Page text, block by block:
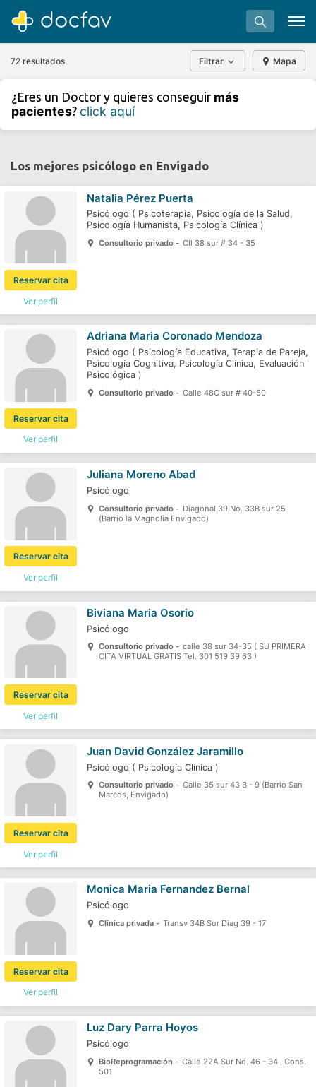
Buscar
¿Eres un doctor?
72 resultados Filtrar Mapa
¿Eres un Doctor y quieres conseguir más
pacientes? click aquí
Los mejores psicólogo en Envigado
Ver perfil
Reservar cita
Natalia Pérez Puerta
Psicólogo ( Psicoterapia, Psicología de la Salud,
Psicología Humanista, Psicología Clínica )
Consultorio privado - Cll 38 sur # 34 - 35
Ver perfil
Reservar cita
Adriana Maria Coronado Mendoza
Psicólogo ( Psicología Educativa, Terapia de Pareja,
Psicología Cognitiva, Psicología Clínica, Evaluación
Psicológica )
Consultorio privado - Calle 48C sur # 40-50
Ver perfil
Reservar cita
Juliana Moreno Abad
Psicólogo
Consultorio privado - Diagonal 39 No. 33B sur 25
(Barrio la Magnolia Envigado)
Ver perfil
Reservar cita
Biviana Maria Osorio
Psicólogo
Consultorio privado - calle 38 sur 34-35 ( SU PRIMERA
CITA VIRTUAL GRATIS Tel. 301 519 39 63 )
Ver perfil
Reservar cita
Juan David González Jaramillo
Psicólogo ( Psicología Clínica )
Consultorio privado - Calle 35 sur 43 B - 9 (Barrio San
Marcos, Envigado)
Ver perfil
Reservar cita
Monica Maria Fernandez Bernal
Psicólogo
Clínica privada - Transv 34B Sur Diag 39 - 17
Luz Dary Parra Hoyos
Psicólogo
BioReprogramación - Calle 22A Sur No. 46 - 34 , Cons.
501
⇧
©
contributors.